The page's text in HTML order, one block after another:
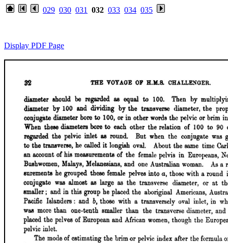
029 030 031 032 033 034 035
Display PDF Page